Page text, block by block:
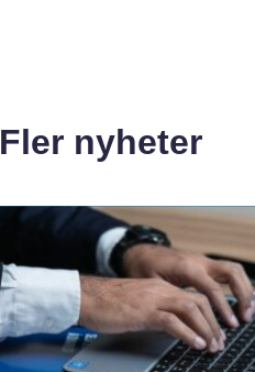
Fler nyheter